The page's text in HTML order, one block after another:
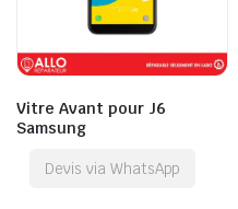
Vitre Avant pour J6
Samsung
Devis via WhatsApp